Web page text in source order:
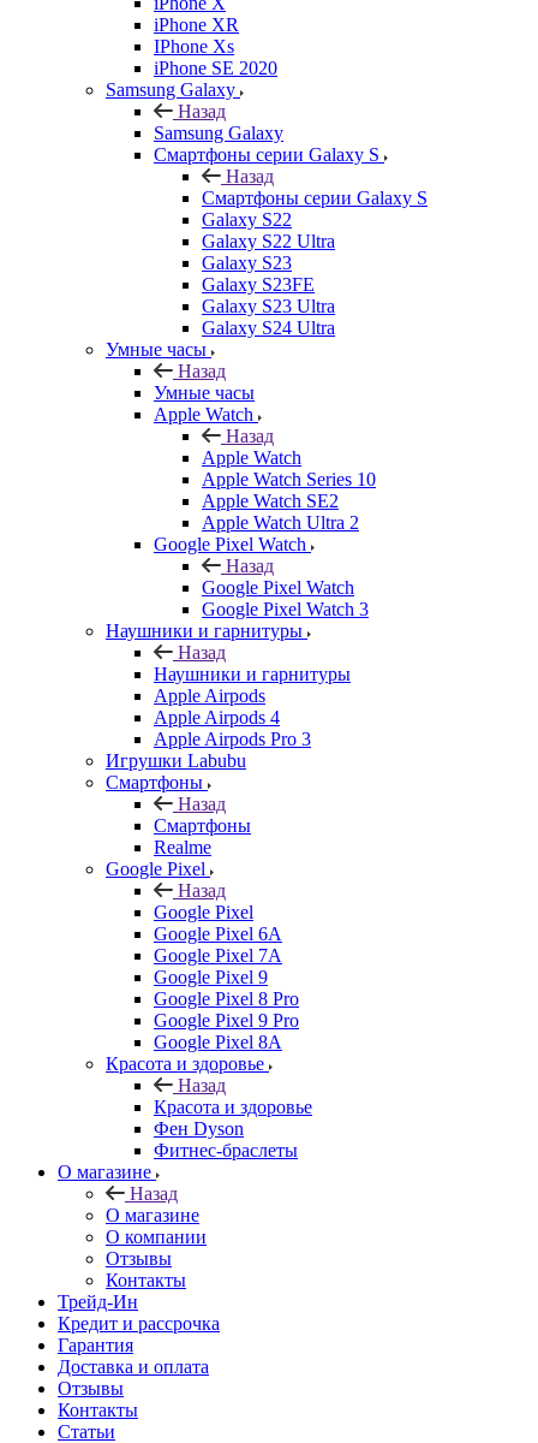
iPhone XR
IPhone Xs
iPhone SE 2020
Samsung Galaxy
Назад
Samsung Galaxy
Смартфоны серии Galaxy S
Назад
Смартфоны серии Galaxy S
Galaxy S22
Galaxy S22 Ultra
Galaxy S23
Galaxy S23FE
Galaxy S23 Ultra
Galaxy S24 Ultra
Умные часы
Назад
Умные часы
Apple Watch
Назад
Apple Watch
Apple Watch Series 10
Apple Watch SE2
Apple Watch Ultra 2
Google Pixel Watch
Назад
Google Pixel Watch
Google Pixel Watch 3
Наушники и гарнитуры
Назад
Наушники и гарнитуры
Apple Airpods
Apple Airpods 4
Apple Airpods Pro 3
Игрушки Labubu
Смартфоны
Назад
Смартфоны
Realme
Google Pixel
Назад
Google Pixel
Google Pixel 6A
Google Pixel 7А
Google Pixel 9
Google Pixel 8 Pro
Google Pixel 9 Pro
Google Pixel 8A
Красота и здоровье
Назад
Красота и здоровье
Фен Dyson
Фитнес-браслеты
О магазине
Назад
О магазине
О компании
Отзывы
Контакты
Трейд-Ин
Кредит и рассрочка
Гарантия
Доставка и оплата
Отзывы
Контакты
Статьи